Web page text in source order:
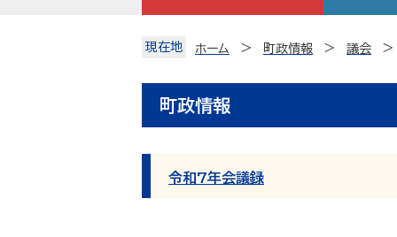
現在地 ホーム 町政情報 議会
町政情報
令和7年会議録